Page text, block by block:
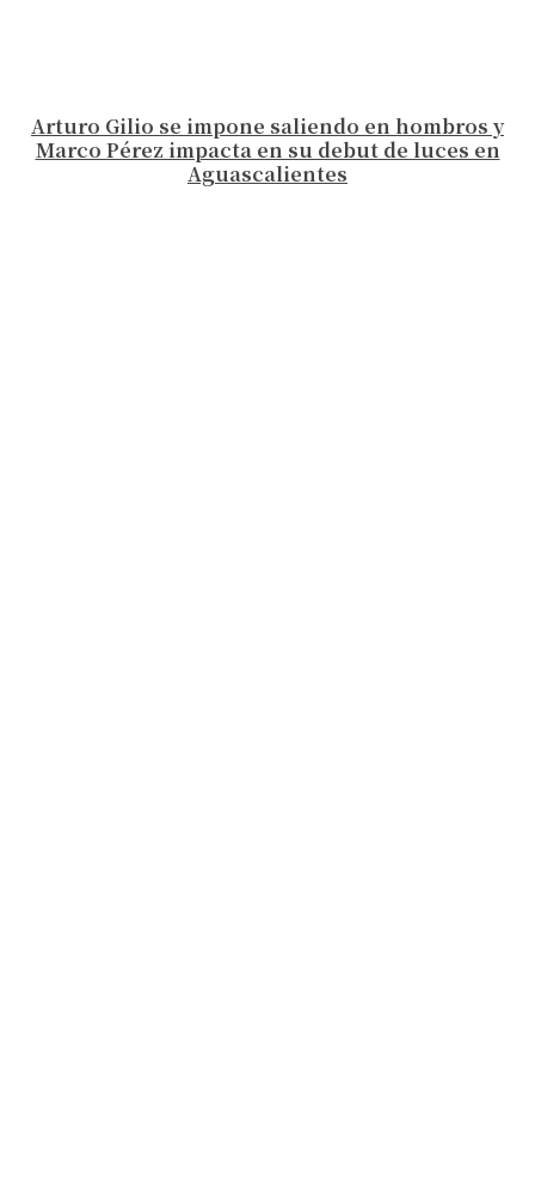
Arturo Gilio se impone saliendo en hombros y
Marco Pérez impacta en su debut de luces en
Aguascalientes